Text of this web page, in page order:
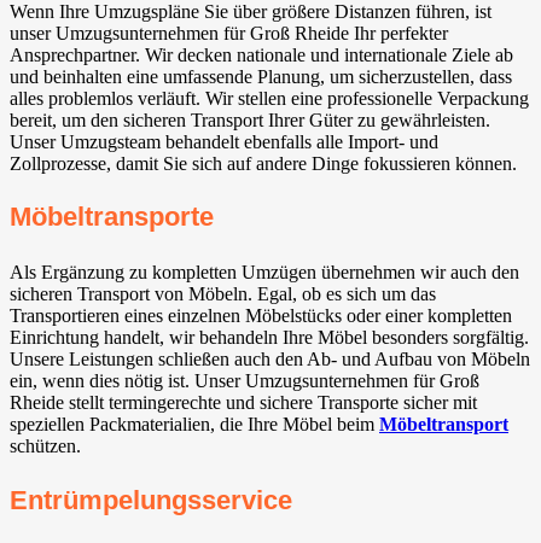
Wenn Ihre Umzugspläne Sie über größere Distanzen führen, ist
unser Umzugsunternehmen für Groß Rheide Ihr perfekter
Ansprechpartner. Wir decken nationale und internationale Ziele ab
und beinhalten eine umfassende Planung, um sicherzustellen, dass
alles problemlos verläuft. Wir stellen eine professionelle Verpackung
bereit, um den sicheren Transport Ihrer Güter zu gewährleisten.
Unser Umzugsteam behandelt ebenfalls alle Import- und
Zollprozesse, damit Sie sich auf andere Dinge fokussieren können.
Möbeltransporte
Als Ergänzung zu kompletten Umzügen übernehmen wir auch den
sicheren Transport von Möbeln. Egal, ob es sich um das
Transportieren eines einzelnen Möbelstücks oder einer kompletten
Einrichtung handelt, wir behandeln Ihre Möbel besonders sorgfältig.
Unsere Leistungen schließen auch den Ab- und Aufbau von Möbeln
ein, wenn dies nötig ist. Unser Umzugsunternehmen für Groß
Rheide stellt termingerechte und sichere Transporte sicher mit
speziellen Packmaterialien, die Ihre Möbel beim Möbeltransport
schützen.
Entrümpelungsservice